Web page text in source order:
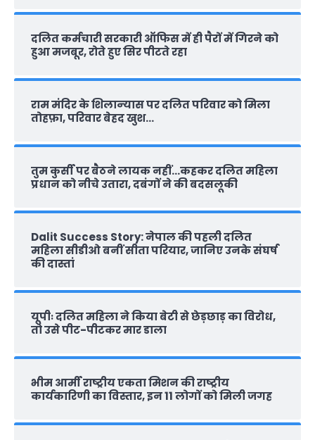
दलित कर्मचारी सरकारी ऑफ‍िस में ही पैरों में गिरने को
हुआ मजबूर, रोते हुए सिर पीटते रहा
राम मंदिर के शिलान्‍यास पर दलित परिवार को मिला
तोहफ़ा, परिवार बेहद खुश…
तुम कुर्सी पर बैठने लायक नहीं…कहकर दलित महिला
प्रधान को नीचे उतारा, दबंगों ने की बदसलूकी
Dalit Success Story: नेपाल की पहली दलित
महिला सीडीओ बनीं सीता परियार, जानिए उनके संघर्ष
की दास्‍तां
यूपीः दलित महिला ने किया बेटी से छेड़छाड़ का विरोध,
तो उसे पीट-पीटकर मार डाला
भीम आर्मी राष्‍ट्रीय एकता मिशन की राष्‍ट्रीय
कार्यकारिणी का विस्तार, इन 11 लोगों को मिली जगह